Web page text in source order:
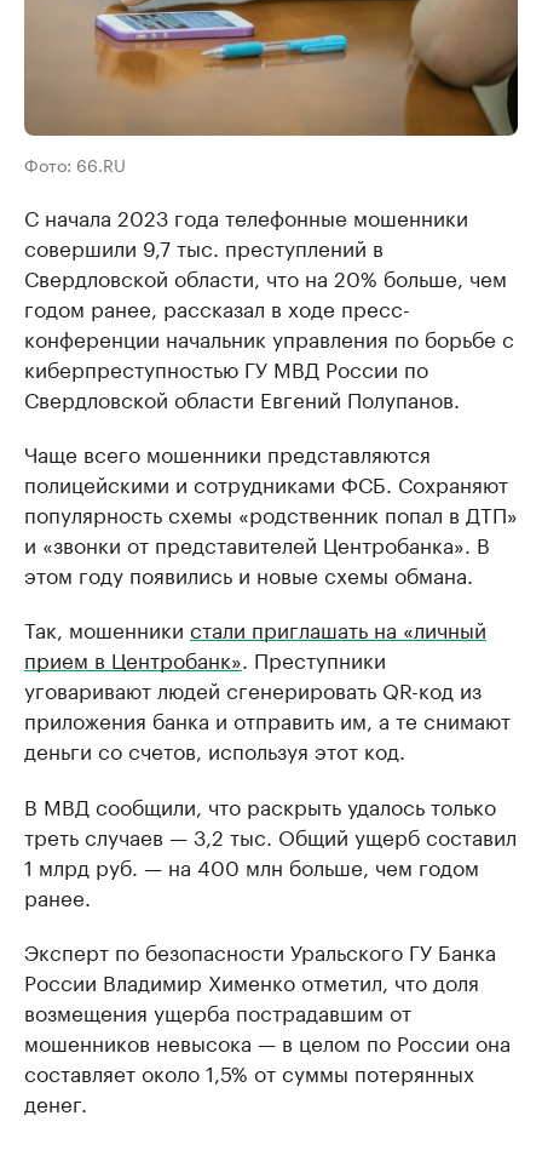
Фото: 66.RU
С начала 2023 года телефонные мошенники
совершили 9,7 тыс. преступлений в
Свердловской области, что на 20% больше, чем
годом ранее, рассказал в ходе пресс-
конференции начальник управления по борьбе с
киберпреступностью ГУ МВД России по
Свердловской области Евгений Полупанов.
Чаще всего мошенники представляются
полицейскими и сотрудниками ФСБ. Сохраняют
популярность схемы «родственник попал в ДТП»
и «звонки от представителей Центробанка». В
этом году появились и новые схемы обмана.
Так, мошенники стали приглашать на «личный
прием в Центробанк». Преступники
уговаривают людей сгенерировать QR-код из
приложения банка и отправить им, а те снимают
деньги со счетов, используя этот код.
В МВД сообщили, что раскрыть удалось только
треть случаев — 3,2 тыс. Общий ущерб составил
1 млрд руб. — на 400 млн больше, чем годом
ранее.
Эксперт по безопасности Уральского ГУ Банка
России Владимир Хименко отметил, что доля
возмещения ущерба пострадавшим от
мошенников невысока — в целом по России она
составляет около 1,5% от суммы потерянных
денег.